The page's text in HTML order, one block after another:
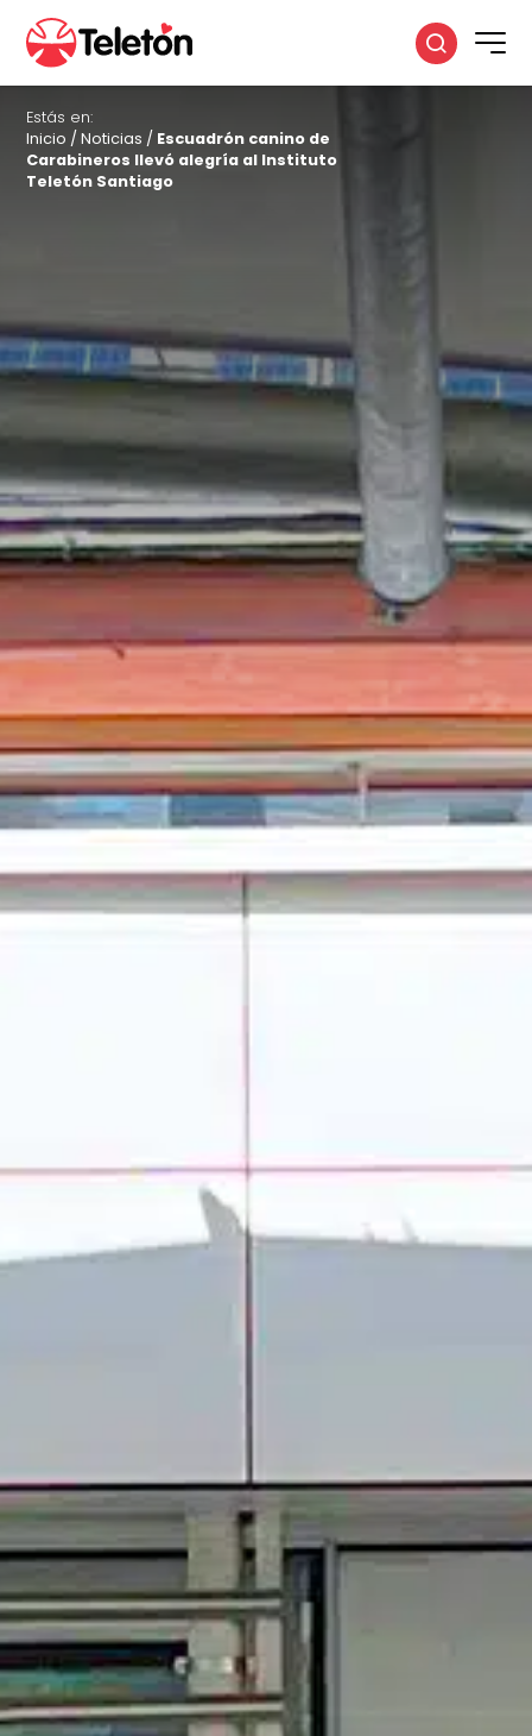
Estás en:
Inicio /Noticias / Escuadrón canino de
Carabineros llevó alegría al Instituto
Teletón Santiago